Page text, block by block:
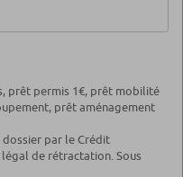
prêt permis 1€, prêt mobilité
prêt aménagement
dossier par le Crédit
de rétractation. Sous